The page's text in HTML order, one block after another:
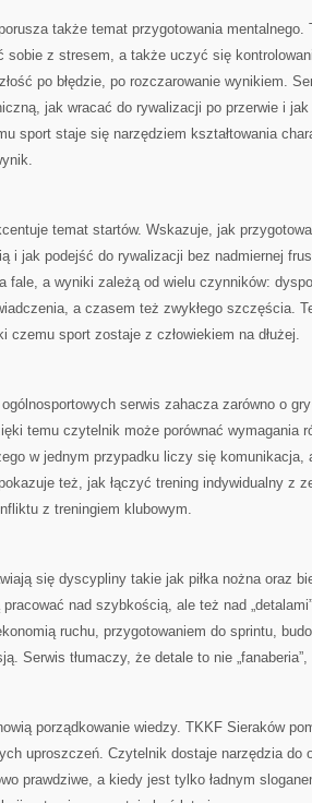
także temat przygotowania mentalnego.
sobie z stresem, a także uczyć się
po błędzie, po rozczarowanie wynikiem.
jak wracać do rywalizacji po przerwie i
sport staje się narzędziem kształtowania
temat startów. Wskazuje, jak
i jak podejść do rywalizacji bez nadmiernej
fale, a wyniki zależą od wielu czynników:
a czasem też zwykłego szczęścia.
czemu sport zostaje z człowiekiem na dłużej.
serwis zahacza zarówno o
temu czytelnik może porównać wymagania
w jednym przypadku liczy się komunikacja,
też, jak łączyć trening indywidualny z
z treningiem klubowym.
się dyscypliny takie jak piłka nożna oraz
nad szybkością, ale też nad
ruchu, przygotowaniem do sprintu,
Serwis tłumaczy, że detale to nie
porządkowanie wiedzy. TKKF Sieraków
uproszczeń. Czytelnik dostaje narzędzia do
prawdziwe, a kiedy jest tylko ładnym